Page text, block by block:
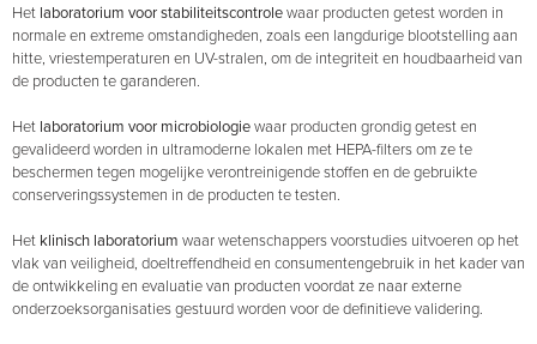
Het laboratorium voor stabiliteitscontrolewaar producten getest worden in
normale en extreme omstandigheden, zoals een langdurige blootstelling aan
hitte, vriestemperaturen en UV-stralen, om de integriteit en houdbaarheid van
de producten te garanderen.
Het laboratorium voor microbiologiewaar producten grondig getest en
gevalideerd worden in ultramoderne lokalen met HEPA-filters om ze te
beschermen tegen mogelijke verontreinigende stoffen en de gebruikte
conserveringssystemen in de producten te testen.
Het klinisch laboratorium waar wetenschappers voorstudies uitvoeren op het
vlak van veiligheid, doeltreffendheid en consumentengebruik in het kader van
de ontwikkeling en evaluatie van producten voordat ze naar externe
onderzoeksorganisaties gestuurd worden voor de definitieve validering.